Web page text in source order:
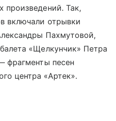
произведений. Так,
включали отрывки
Пахмутовой,
«Щелкунчик» Петра
фрагменты песен
центра «Артек».